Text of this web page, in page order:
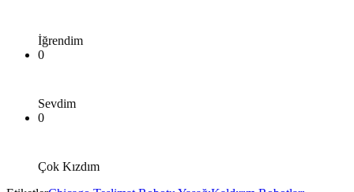
İğrendim
0
Sevdim
0
Çok Kızdım